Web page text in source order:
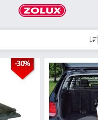
-30%